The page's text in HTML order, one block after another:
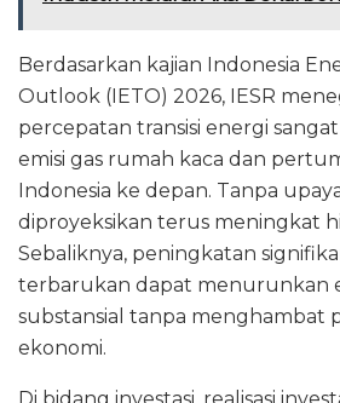
Berdasarkan kajian Indonesia
Outlook (IETO) 2026, IESR
percepatan transisi energi
emisi gas rumah kaca dan
Indonesia ke depan. Tanpa
diproyeksikan terus meningkat
Sebaliknya, peningkatan
terbarukan dapat menurunkan
substansial tanpa menghambat
ekonomi.